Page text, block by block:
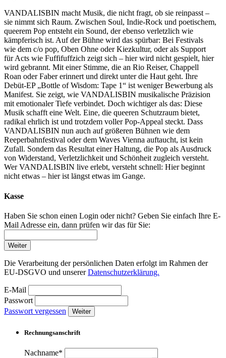
VANDALISBIN macht Musik, die nicht fragt, ob sie reinpasst –
sie nimmt sich Raum. Zwischen Soul, Indie-Rock und poetischem,
queerem Pop entsteht ein Sound, der ebenso verletzlich wie
kämpferisch ist. Auf der Bühne wird das spürbar: Bei Festivals
wie dem c/o pop, Oben Ohne oder Kiezkultur, oder als Support
für Acts wie Fuffifuffzich zeigt sich – hier wird nicht gespielt, hier
wird gebrannt. Mit einer Stimme, die an Rio Reiser, Chappell
Roan oder Faber erinnert und direkt unter die Haut geht. Ihre
Debüt-EP „Bottle of Wisdom: Tape 1“ ist weniger Bewerbung als
Manifest. Sie zeigt, wie VANDALISBIN musikalische Präzision
mit emotionaler Tiefe verbindet. Doch wichtiger als das: Diese
Musik schafft eine Welt. Eine, die queeren Schutzraum bietet,
radikal ehrlich ist und trotzdem voller Pop-Appeal steckt. Dass
VANDALISBIN nun auch auf größeren Bühnen wie dem
Reeperbahnfestival oder dem Waves Vienna auftaucht, ist kein
Zufall. Sondern das Resultat einer Haltung, die Pop als Ausdruck
von Widerstand, Verletzlichkeit und Schönheit zugleich versteht.
Wer VANDALISBIN live erlebt, versteht schnell: Hier beginnt
nicht etwas – hier ist längst etwas im Gange.
Kasse
Haben Sie schon einen Login oder nicht? Geben Sie einfach Ihre E-
Mail Adresse ein, dann prüfen wir das für Sie:
Weiter
Die Verarbeitung der persönlichen Daten erfolgt im Rahmen der
EU-DSGVO und unsererDatenschutzerklärung.
E-Mail
Passwort
Passwort vergessen
Weiter
Rechnungsanschrift
Nachname*